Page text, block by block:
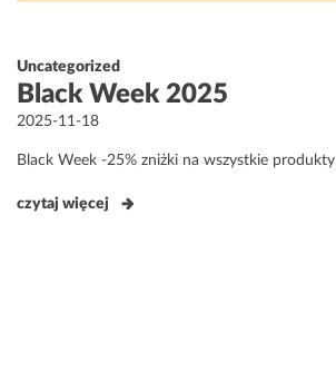
Uncategorized
Black Week 2025
Opublikowane
2025-11-18
Black Week -25% zniżki na wszystkie produkty
czytaj więcej